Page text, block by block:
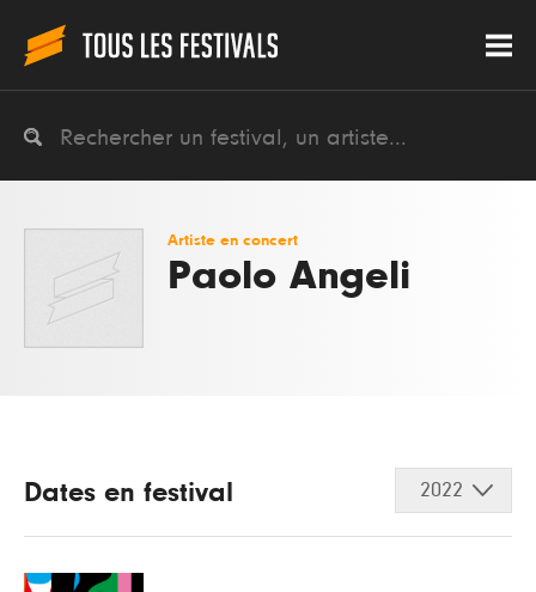
Artiste en concert
Paolo Angeli
Dates en festival 2022